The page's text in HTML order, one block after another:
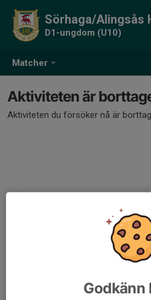
Matcher
Sörhaga/Alingsås
D1-ungdom (U10)
Aktiviteten är
Aktiviteten du försöker nå är
Godkänn